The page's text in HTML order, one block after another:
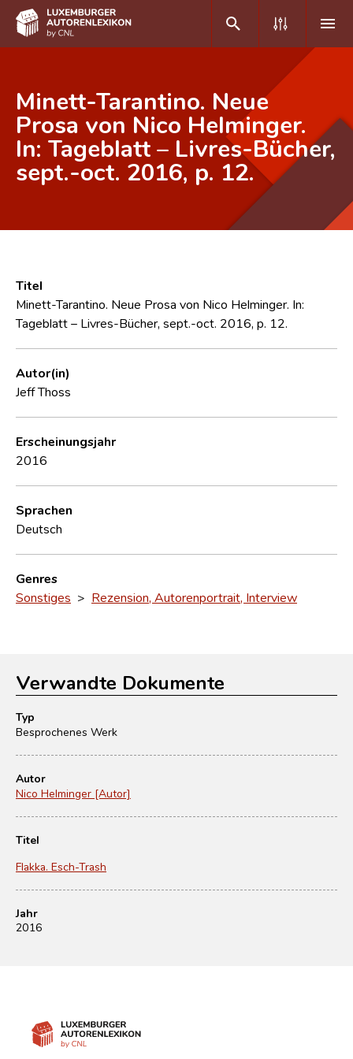
DE FR
Home
Autor(inn)en A-Z
Forschungsgruppe
Kontakt
Minett-Tarantino. Neue
Prosa von Nico Helminger.
In: Tageblatt – Livres-Bücher,
sept.-oct. 2016, p. 12.
Titel
Minett-Tarantino. Neue Prosa von Nico Helminger. In:
Tageblatt – Livres-Bücher, sept.-oct. 2016, p. 12.
Autor(in)
Jeff Thoss
Erscheinungsjahr
2016
Sprachen
Deutsch
Genres
Sonstiges > Rezension, Autorenportrait, Interview
Verwandte Dokumente
Typ
Besprochenes Werk
Autor
Nico Helminger [Autor]
Titel
Flakka. Esch-Trash
Jahr
2016